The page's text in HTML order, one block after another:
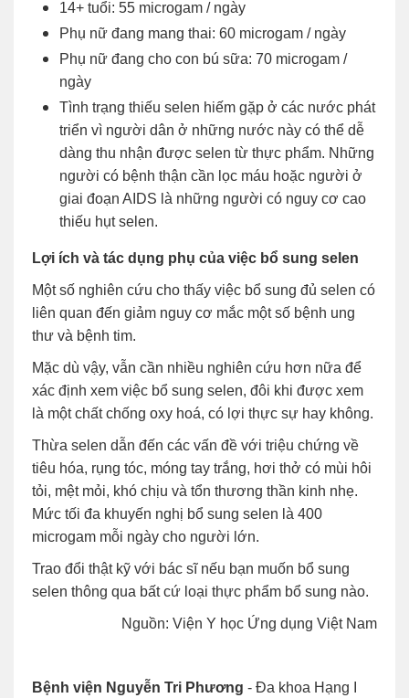
14+ tuổi: 55 microgam / ngày
Phụ nữ đang mang thai: 60 microgam / ngày
Phụ nữ đang cho con bú sữa: 70 microgam /
ngày
Tình trạng thiếu selen hiếm gặp ở các nước phát
triển vì người dân ở những nước này có thể dễ
dàng thu nhận được selen từ thực phẩm. Những
người có bệnh thận cần lọc máu hoặc người ở
giai đoạn AIDS là những người có nguy cơ cao
thiếu hụt selen.
Lợi ích và tác dụng phụ của việc bổ sung selen
Một số nghiên cứu cho thấy việc bổ sung đủ selen có
liên quan đến giảm nguy cơ mắc một số bệnh ung
thư và bệnh tim.
Mặc dù vậy, vẫn cần nhiều nghiên cứu hơn nữa để
xác định xem việc bổ sung selen, đôi khi được xem
là một chất chống oxy hoá, có lợi thực sự hay không.
Thừa selen dẫn đến các vấn đề với triệu chứng về
tiêu hóa, rụng tóc, móng tay trắng, hơi thở có mùi hôi
tỏi, mệt mỏi, khó chịu và tổn thương thần kinh nhẹ.
Mức tối đa khuyến nghị bổ sung selen là 400
microgam mỗi ngày cho người lớn.
Trao đổi thật kỹ với bác sĩ nếu bạn muốn bổ sung
selen thông qua bất cứ loại thực phẩm bổ sung nào.
Nguồn: Viện Y học Ứng dụng Việt Nam
Bệnh viện Nguyễn Tri Phương - Đa khoa Hạng I